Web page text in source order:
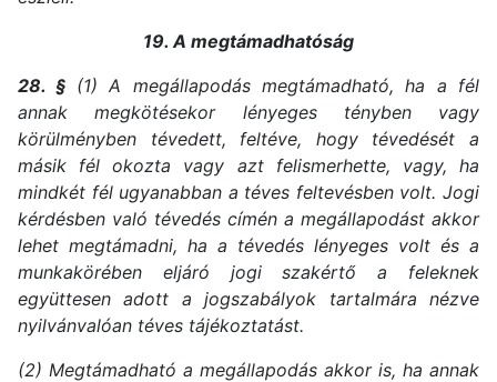
19. A megtámadhatóság
28. § (1) A megállapodás megtámadható, ha a fél
annak megkötésekor lényeges tényben vagy
körülményben tévedett, feltéve, hogy tévedését a
másik fél okozta vagy azt felismerhette, vagy, ha
mindkét fél ugyanabban a téves feltevésben volt. Jogi
kérdésben való tévedés címén a megállapodást akkor
lehet megtámadni, ha a tévedés lényeges volt és a
munkakörében eljáró jogi szakértő a feleknek
együttesen adott a jogszabályok tartalmára nézve
nyilvánvalóan téves tájékoztatást.
(2) Megtámadható a megállapodás akkor is, ha annak